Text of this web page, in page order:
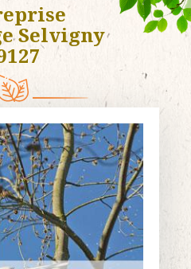
Selvigny